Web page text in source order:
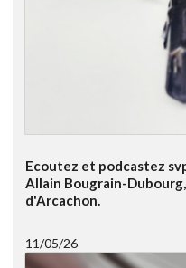
Ecoutez et podcastez
Allain Bougrain-
d'Arcachon.
11/05/26